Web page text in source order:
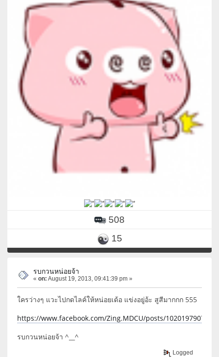
508
15
รบกวนหน่อยจ้า
« on: August 19, 2013, 09:41:39 pm »
ใครว่างๆ แวะไปกดไลค์ให้หน่อยเด้อ แข่งอยู่อ้ะ สูสีมากกก 555
https://www.facebook.com/Zing.MDCU/posts/
รบกวนหน่อยจ้า ^__^
Logged